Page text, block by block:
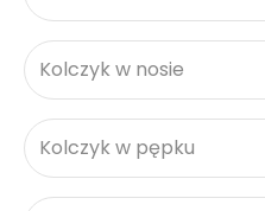
Kolczyk w nosie
Kolczyk w pępku